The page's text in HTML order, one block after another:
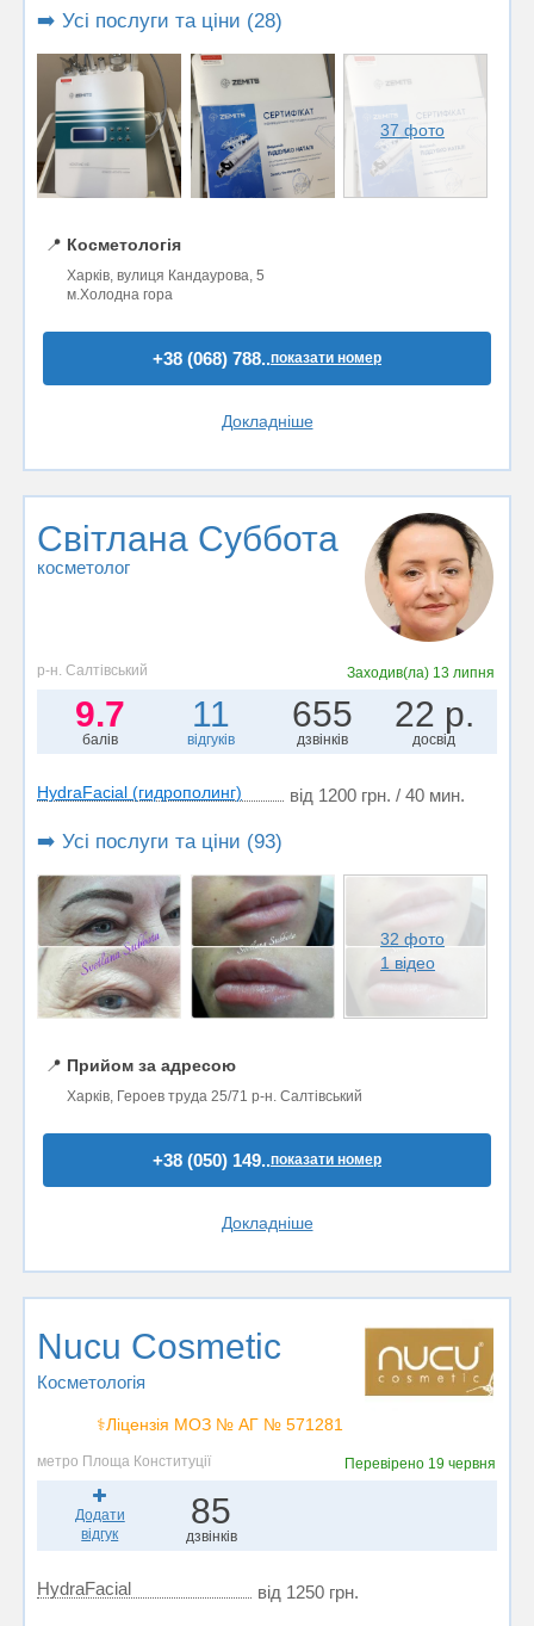
➡️ Усі послуги та ціни (28)
37 фото
📍 Косметологія
Харків, вулиця Кандаурова, 5
м.Холодна гора
+38 (068) 788..показати номер
Докладніше
Світлана Суббота
косметолог
р-н. Салтівський Заходив(ла) 13 липня
9.7
балів
11
відгуків
655
дзвінків
22 р.
досвід
HydraFacial (гидрополинг) від 1200 грн. / 40 мин.
➡️ Усі послуги та ціни (93)
32 фото
1 відео
📍 Прийом за адресою
Харків, Героев труда 25/71 р-н. Салтівський
+38 (050) 149..показати номер
Докладніше
Nucu Cosmetic
Косметологія
⚕️Ліцензія МОЗ № АГ № 571281
метро Площа Конституції Перевірено 19 червня
Додати
відгук
85
дзвінків
HydraFacial від 1250 грн.